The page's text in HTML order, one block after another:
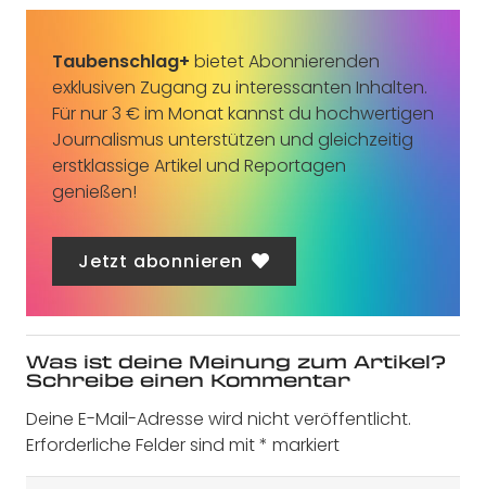
Taubenschlag+ bietet Abonnierenden
exklusiven Zugang zu interessanten Inhalten.
Für nur 3 € im Monat kannst du hochwertigen
Journalismus unterstützen und gleichzeitig
erstklassige Artikel und Reportagen
genießen!
Jetzt abonnieren
Was ist deine Meinung zum Artikel?
Schreibe einen Kommentar
Deine E-Mail-Adresse wird nicht veröffentlicht.
Erforderliche Felder sind mit* markiert